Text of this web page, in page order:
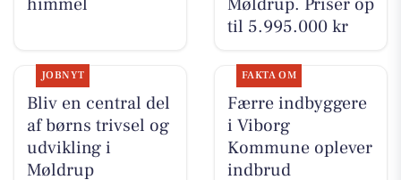
til 5.995.000 kr
JOBNYT
Bliv en central del
af børns trivsel og
udvikling i
Møldrup
FAKTA OM
Færre indbyggere
i Viborg
Kommune oplever
indbrud